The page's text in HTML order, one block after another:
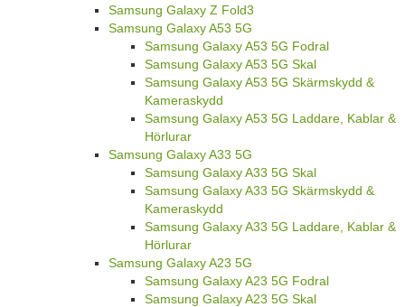
Samsung Galaxy Z Fold3
Samsung Galaxy A53 5G
Samsung Galaxy A53 5G Fodral
Samsung Galaxy A53 5G Skal
Samsung Galaxy A53 5G Skärmskydd &
Kameraskydd
Samsung Galaxy A53 5G Laddare, Kablar &
Hörlurar
Samsung Galaxy A33 5G
Samsung Galaxy A33 5G Skal
Samsung Galaxy A33 5G Skärmskydd &
Kameraskydd
Samsung Galaxy A33 5G Laddare, Kablar &
Hörlurar
Samsung Galaxy A23 5G
Samsung Galaxy A23 5G Fodral
Samsung Galaxy A23 5G Skal